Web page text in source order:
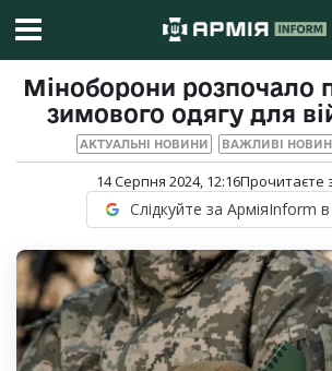
Міноборони розпочало
зимового одягу для
АКТУАЛЬНІ НОВИНИ ВАЖЛИВІ
14 Серпня 2024, 12:16Прочитаєте
Слідкуйте за АрміяInform